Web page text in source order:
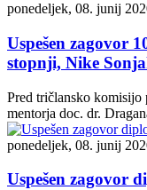
ponedeljek, 08. junij
Uspešen zagovor
stopnji, Nike
Pred tričlansko
mentorja doc. dr.
ponedeljek, 08. junij
Uspešen zagovor